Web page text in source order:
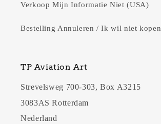
Verkoop Mijn Informatie Niet (USA)
Bestelling Annuleren / Ik wil niet kopen
TP Aviation Art
Strevelsweg 700-303, Box A3215
3083AS Rotterdam
Nederland